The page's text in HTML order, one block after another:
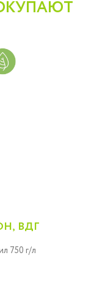
ВДГ
750 г/л